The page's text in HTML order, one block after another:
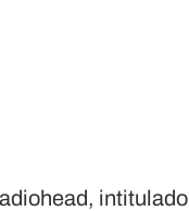
intitulado